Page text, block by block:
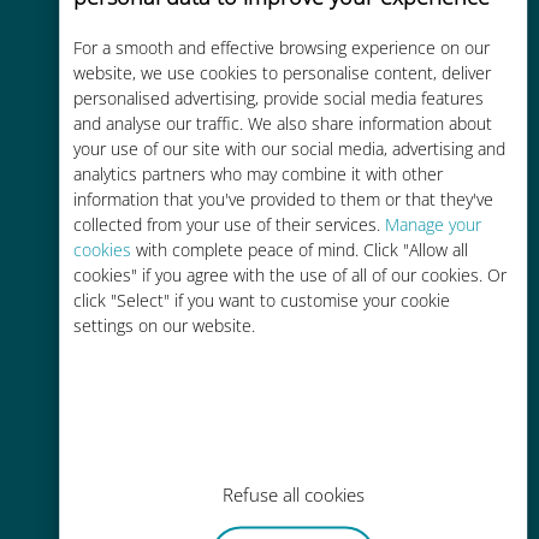
For a smooth and effective browsing experience on our
website, we use cookies to personalise content, deliver
personalised advertising, provide social media features
and analyse our traffic. We also share information about
your use of our site with our social media, advertising and
analytics partners who may combine it with other
information that you've provided to them or that they've
collected from your use of their services. Manage your
cookies with complete peace of mind. Click "Allow all
cookies" if you agree with the use of all of our cookies. Or
click "Select" if you want to customise your cookie
settings on our website.
Refuse all cookies
Kostengünstig
Bis zu 90 % günstiger als Roaming-
Gebühren bei Ihrem bisherigen
Anbieter
Einfaches Aufladen